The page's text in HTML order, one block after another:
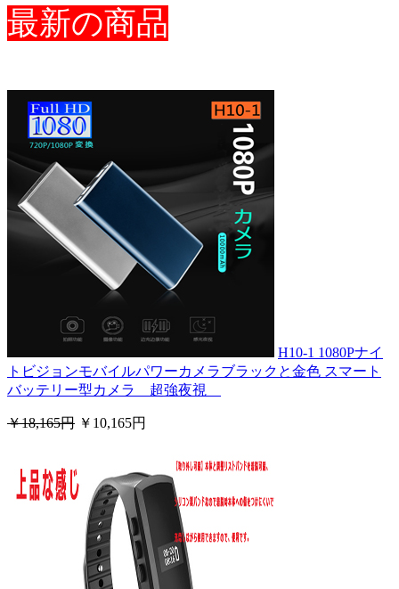
最新の商品
H10-1 1080Pナイ
トビジョンモバイルパワーカメラブラックと金色 スマート
バッテリー型カメラ 超強夜視
￥18,165円 ￥10,165円